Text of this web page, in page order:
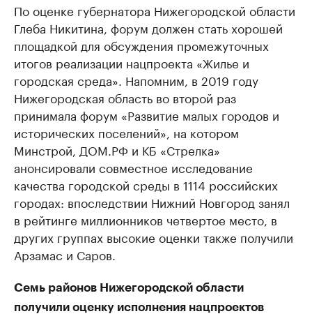
По оценке губернатора Нижегородской области
Глеба Никитина, форум должен стать хорошей
площадкой для обсуждения промежуточных
итогов реализации нацпроекта «Жилье и
городская среда». Напомним, в 2019 году
Нижегородская область во второй раз
принимала форум «Развитие малых городов и
исторических поселений», на котором
Минстрой, ДОМ.РФ и КБ «Стрелка»
анонсировали совместное исследование
качества городской среды в 1114 российских
городах: впоследствии Нижний Новгород занял
в рейтинге миллионников четвертое место, в
других группах высокие оценки также получили
Арзамас и Саров.
Семь районов Нижегородской области
получили оценку исполнения нацпроектов